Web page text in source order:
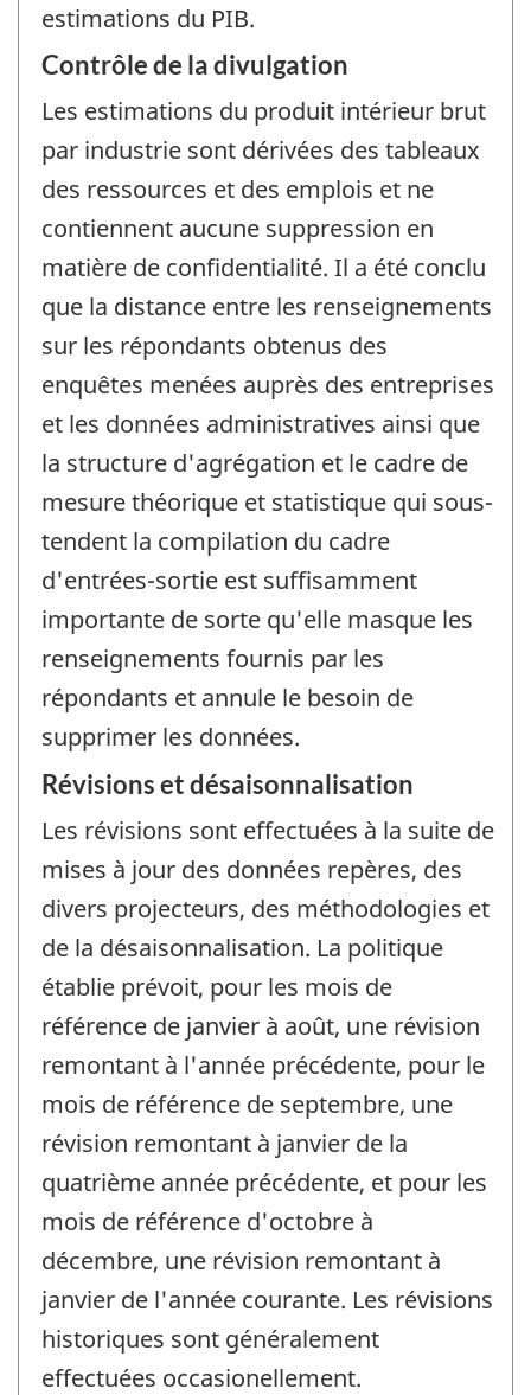
estimations du PIB.
Contrôle de la divulgation
Les estimations du produit intérieur brut
par industrie sont dérivées des tableaux
des ressources et des emplois et ne
contiennent aucune suppression en
matière de confidentialité. Il a été conclu
que la distance entre les renseignements
sur les répondants obtenus des
enquêtes menées auprès des entreprises
et les données administratives ainsi que
la structure d'agrégation et le cadre de
mesure théorique et statistique qui sous-
tendent la compilation du cadre
d'entrées-sortie est suffisamment
importante de sorte qu'elle masque les
renseignements fournis par les
répondants et annule le besoin de
supprimer les données.
Révisions et désaisonnalisation
Les révisions sont effectuées à la suite de
mises à jour des données repères, des
divers projecteurs, des méthodologies et
de la désaisonnalisation. La politique
établie prévoit, pour les mois de
référence de janvier à août, une révision
remontant à l'année précédente, pour le
mois de référence de septembre, une
révision remontant à janvier de la
quatrième année précédente, et pour les
mois de référence d'octobre à
décembre, une révision remontant à
janvier de l'année courante. Les révisions
historiques sont généralement
effectuées occasionellement.